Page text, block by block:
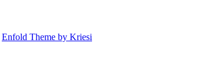
Enfold Theme by Kriesi